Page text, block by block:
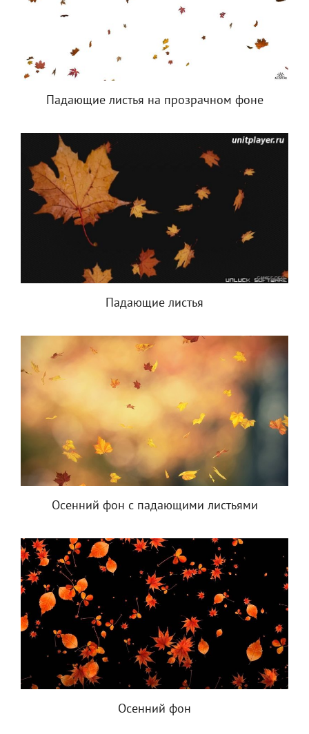
Падающие листья на прозрачном фоне
Падающие листья
Осенний фон с падающими листьями
Осенний фон